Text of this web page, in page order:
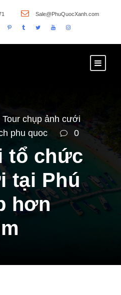
Sale@PhuQuocXanh.com
Tour chụp ảnh cưới
phu quoc
0
tổ chức
tại Phú
hơn